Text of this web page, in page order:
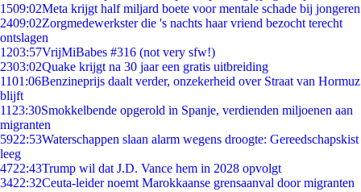
1509:02Meta krijgt half miljard boete voor mentale schade bij jongeren
2409:02Zorgmedewerkster die 's nachts haar vriend bezocht terecht
ontslagen
1203:57VrijMiBabes #316 (not very sfw!)
2303:02Quake krijgt na 30 jaar een gratis uitbreiding
1101:06Benzineprijs daalt verder, onzekerheid over Straat van Hormuz
blijft
11 23:30Smokkelbende opgerold in Spanje, verdienden miljoenen aan
migranten
5922:53Waterschappen slaan alarm wegens droogte: Gereedschapskist
leeg
4722:43Trump wil dat J.D. Vance hem in 2028 opvolgt
3422:32Ceuta-leider noemt Marokkaanse grensaanval door migranten